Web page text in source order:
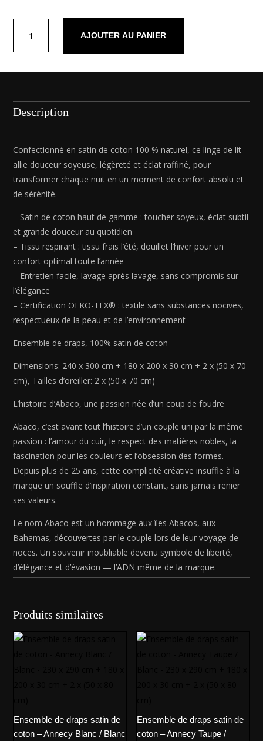
Ensemble
de
Uni
1
baratta
240
180
x
200
cm
+
x
x
70
cm)
AJOUTER AU PANIER
Description
Confectionné en satin de coton 100 % naturel, ce linge de lit
allie douceur soyeuse, légèreté et éclat raffiné, pour
transformer chaque nuit en un moment de confort absolu et
de sérénité.
– Satin de coton haut de gamme : toucher soyeux, éclat subtil
et grande douceur au quotidien
– Tissu respirant : tissu frais l’été, douillet l’hiver pour un
confort optimal toute l’année
– Entretien facile, lavage après lavage, sans compromis sur
l’élégance
– Certification OEKO-TEX® : textile sans substances nocives,
respectueux de la peau et de l’environnement
Ensemble de draps, 100% satin de coton
Dimensions: 240 x 300 cm + 180 x 200 x 30 cm + 2 x (50 x 70
cm), Tailles d’oreiller: 2 x (50 x 70 cm)
L’histoire d’Abaco, une passion née d’un coup de foudre
Abaco, c’est avant tout l’histoire d’un couple uni par la même
passion : l’amour du cuir, le respect des matières nobles, la
fascination pour les couleurs et l’obsession des formes.
Depuis plus de 25 ans, cette complicité créative insuffle à la
marque un souffle d’inspiration constant, sans jamais renier
ses valeurs.
Le nom Abaco est un hommage aux îles Abacos, aux
Bahamas, découvertes par le couple lors de leur voyage de
noces. Un souvenir inoubliable devenu symbole de liberté,
d’élégance et d’évasion — l’ADN même de la marque.
Produits similaires
Ensemble de draps satin de
coton – Annecy Blanc / Blanc
Ensemble de draps satin de
coton – Annecy Taupe /